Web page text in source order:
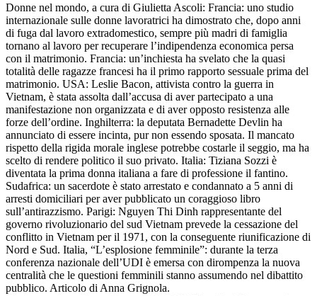
Donne nel mondo, a cura di Giulietta Ascoli: Francia: uno studio
internazionale sulle donne lavoratrici ha dimostrato che, dopo anni
di fuga dal lavoro extradomestico, sempre più madri di famiglia
tornano al lavoro per recuperare l’indipendenza economica persa
con il matrimonio. Francia: un’inchiesta ha svelato che la quasi
totalità delle ragazze francesi ha il primo rapporto sessuale prima del
matrimonio. USA: Leslie Bacon, attivista contro la guerra in
Vietnam, è stata assolta dall’accusa di aver partecipato a una
manifestazione non organizzata e di aver opposto resistenza alle
forze dell’ordine. Inghilterra: la deputata Bernadette Devlin ha
annunciato di essere incinta, pur non essendo sposata. Il mancato
rispetto della rigida morale inglese potrebbe costarle il seggio, ma ha
scelto di rendere politico il suo privato. Italia: Tiziana Sozzi è
diventata la prima donna italiana a fare di professione il fantino.
Sudafrica: un sacerdote è stato arrestato e condannato a 5 anni di
arresti domiciliari per aver pubblicato un coraggioso libro
sull’antirazzismo. Parigi: Nguyen Thi Dinh rappresentante del
governo rivoluzionario del sud Vietnam prevede la cessazione del
conflitto in Vietnam per il 1971, con la conseguente riunificazione di
Nord e Sud. Italia, “L’esplosione femminile”: durante la terza
conferenza nazionale dell’UDI è emersa con dirompenza la nuova
centralità che le questioni femminili stanno assumendo nel dibattito
pubblico. Articolo di Anna Grignola.